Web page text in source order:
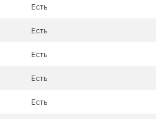
Есть
Есть
Есть
Есть
Есть